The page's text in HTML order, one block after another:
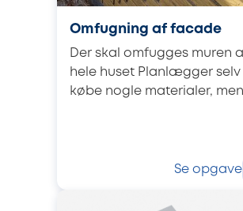
Omfugning af facade
Der skal omfugges muren
hele huset Planlægger
købe nogle materialer, men
Se opgave